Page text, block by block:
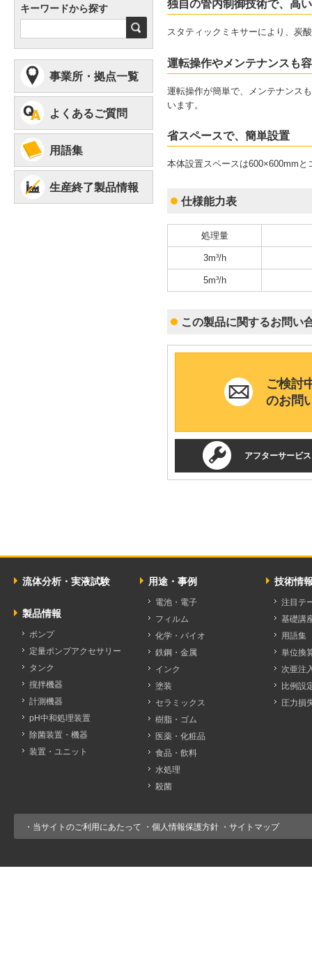
独自の管内制御技術で、高
スタティックミキサーにより、炭
運転操作やメンテナンスも
運転操作が簡単で、メンテナンス
います。
省スペースで、簡単設置
本体設置スペースは600×600mm
仕様能力表
処理量
3m³/h
5m³/h
この製品に関するお問い
ご検討
のお問
アフターサービ
キーワードから探す
検
索
事業所・拠点一覧
よくあるご質問
用語集
生産終了製品情報
流体分析・実液試験
製品情報
ポンプ
定量ポンプアクセサリー
タンク
撹拌機器
計測機器
pH中和処理装置
除菌装置・機器
装置・ユニット
用途・事例
電池・電子
フィルム
化学・バイオ
鉄鋼・金属
インク
塗装
セラミックス
樹脂・ゴム
医薬・化粧品
食品・飲料
水処理
殺菌
技術情
注目テ
基礎講
用語集
単位換
次亜注
比例設
圧力損
・ 当サイトのご利用にあたって ・ 個人情報保護方針 ・ サイトマップ